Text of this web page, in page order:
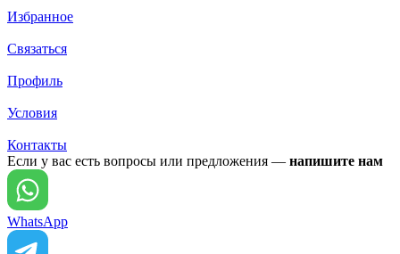
Избранное
Связаться
Профиль
Условия
Контакты
Если у вас есть вопросы или предложения — напишите нам
WhatsApp